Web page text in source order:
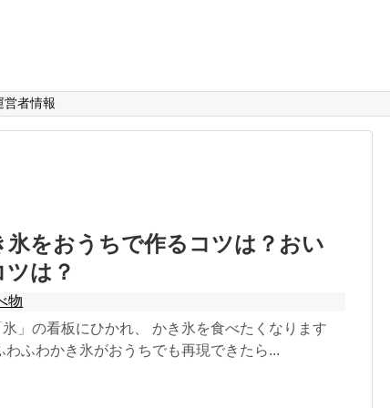
営者情報
をおうちで作るコツは？おい
は？
物
」の看板にひかれ、 かき氷を食べたくなります
わふわかき氷がおうちでも再現できたら...